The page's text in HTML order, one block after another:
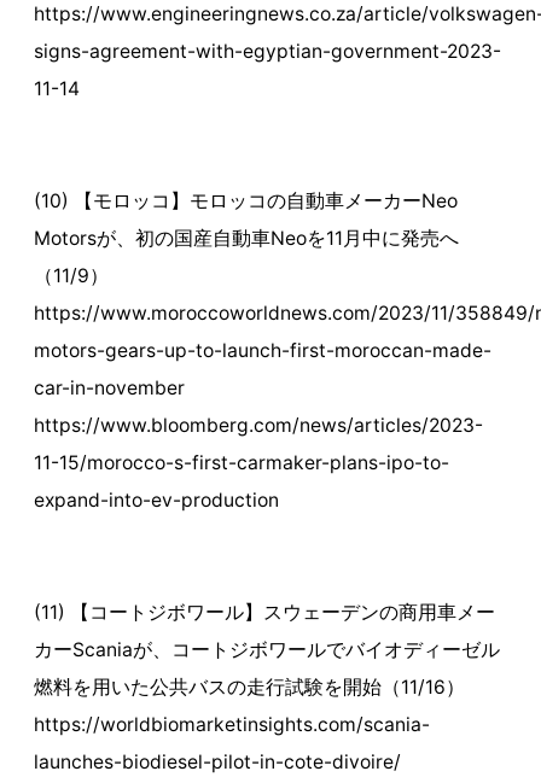
https://www.engineeringnews.co.za/article/
signs-agreement-with-egyptian-government-2023-
11-14
(10) 【モロッコ】モロッコの自動車メーカーNeo
Motorsが、初の国産自動車Neoを11月中に発売へ
（11/9）
https://www.moroccoworldnews.com/2023/11/358849/
motors-gears-up-to-launch-first-moroccan-made-
car-in-november
https://www.bloomberg.com/news/articles/2023-
11-15/morocco-s-first-carmaker-plans-ipo-to-
expand-into-ev-production
(11) 【コートジボワール】スウェーデンの商用車メー
カーScaniaが、コートジボワールでバイオディーゼル
燃料を用いた公共バスの走行試験を開始（11/16）
https://worldbiomarketinsights.com/scania-
launches-biodiesel-pilot-in-cote-divoire/